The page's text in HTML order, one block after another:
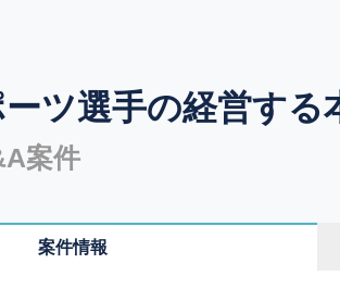
ツ選手の経営す
案件
案件情報